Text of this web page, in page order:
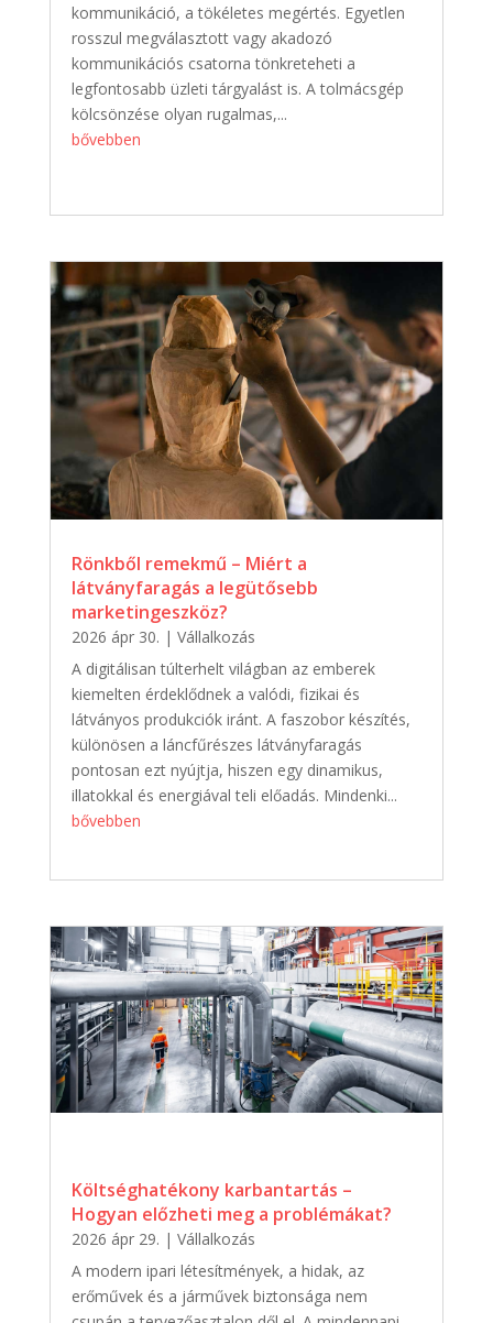
kommunikáció, a tökéletes megértés. Egyetlen
rosszul megválasztott vagy akadozó
kommunikációs csatorna tönkreteheti a
legfontosabb üzleti tárgyalást is. A tolmácsgép
kölcsönzése olyan rugalmas,...
bővebben
Rönkből remekmű – Miért a
látványfaragás a legütősebb
marketingeszköz?
2026 ápr 30. | Vállalkozás
A digitálisan túlterhelt világban az emberek
kiemelten érdeklődnek a valódi, fizikai és
látványos produkciók iránt. A faszobor készítés,
különösen a láncfűrészes látványfaragás
pontosan ezt nyújtja, hiszen egy dinamikus,
illatokkal és energiával teli előadás. Mindenki...
bővebben
Költséghatékony karbantartás –
Hogyan előzheti meg a problémákat?
2026 ápr 29. | Vállalkozás
A modern ipari létesítmények, a hidak, az
erőművek és a járművek biztonsága nem